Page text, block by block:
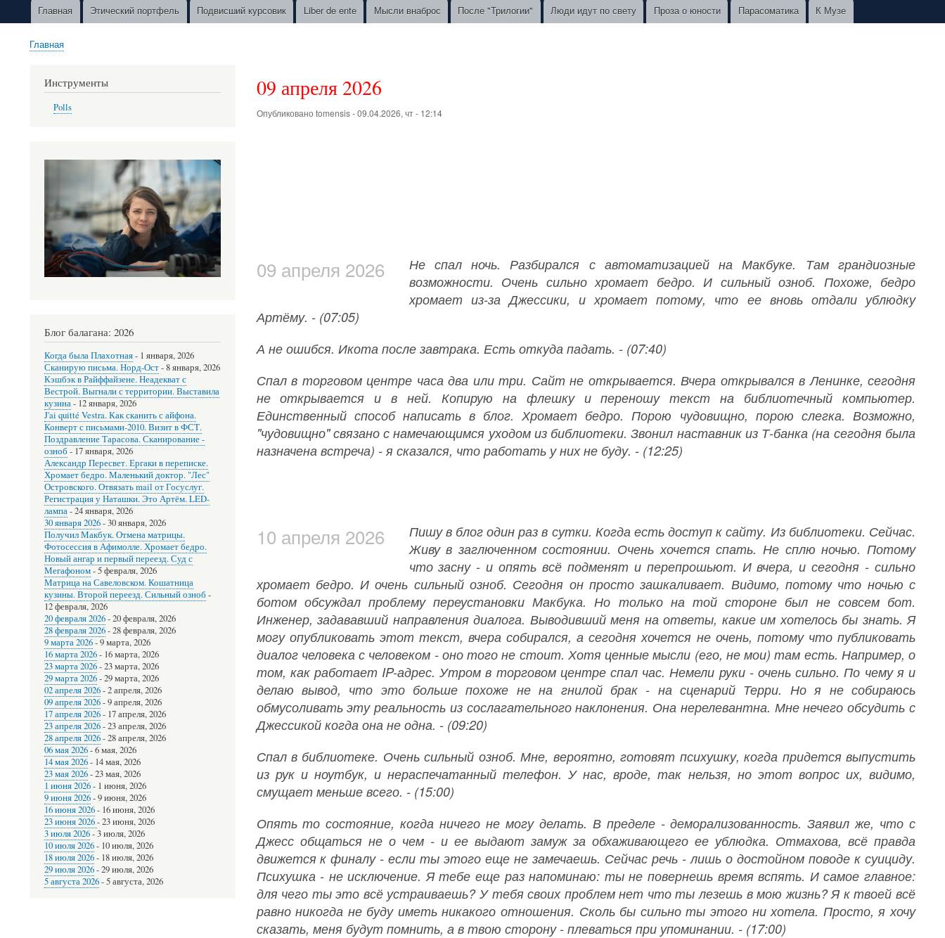
MainГлавная Этический портфель Подвисший курсовик Liber de ente Мысли внаброс После "Трилогии" Люди идут по свету Проза о юности Парасоматика К Музе
Строка
Главная
09 апреля 2026
Опубликовано tomensis-09.04.2026, чт - 12:14
09 апреля 2026
Не спал ночь. Разбирался с автоматизацией на Макбуке. Там грандиозные
возможности. Очень сильно хромает бедро. И сильный озноб. Похоже, бедро
хромает из-за Джессики, и хромает потому, что ее вновь отдали ублюдку
Артёму. - (07:05)
А не ошибся. Икота после завтрака. Есть откуда падать. - (07:40)
Спал в торговом центре часа два или три. Сайт не открывается. Вчера открывался в Ленинке, сегодня
не открывается и в ней. Копирую на флешку и переношу текст на библиотечный компьютер.
Единственный способ написать в блог. Хромает бедро. Порою чудовищно, порою слегка. Возможно,
"чудовищно" связано с намечающимся уходом из библиотеки. Звонил наставник из Т-банка (на сегодня была
назначена встреча) - я сказался, что работать у них не буду. - (12:25)
10 апреля 2026
Пишу в блог один раз в сутки. Когда есть доступ к сайту. Из библиотеки. Сейчас.
Живу в заглюченном состоянии. Очень хочется спать. Не сплю ночью. Потому
что засну - и опять всё подменят и перепрошьют. И вчера, и сегодня - сильно
хромает бедро. И очень сильный озноб. Сегодня он просто зашкаливает. Видимо, потому что ночью с
ботом обсуждал проблему переустановки Макбука. Но только на той стороне был не совсем бот.
Инженер, задававший направления диалога. Выводивший меня на ответы, какие им хотелось бы знать. Я
могу опубликовать этот текст, вчера собирался, а сегодня хочется не очень, потому что публиковать
диалог человека с человеком - оно того не стоит. Хотя ценные мысли (его, не мои) там есть. Например, о
том, как работает IP-адрес. Утром в торговом центре спал час. Немели руки - очень сильно. По чему я и
делаю вывод, что это больше похоже не на гнилой брак - на сценарий Терри. Но я не собираюсь
обмусоливать эту реальность из сослагательного наклонения. Она нерелевантна. Мне нечего обсудить с
Джессикой когда она не одна. - (09:20)
Спал в библиотеке. Очень сильный озноб. Мне, вероятно, готовят психушку, когда придется выпустить
из рук и ноутбук, и нераспечатанный телефон. У нас, вроде, так нельзя, но этот вопрос их, видимо,
смущает меньше всего. - (15:00)
Опять то состояние, когда ничего не могу делать. В пределе - деморализованность. Заявил же, что с
Джесс общаться не о чем - и ее выдают замуж за обхаживающего ее ублюдка. Отмахова, всё правда
движется к финалу - если ты этого еще не замечаешь. Сейчас речь - лишь о достойном поводе к суициду.
Психушка - не исключение. Я тебе еще раз напоминаю: ты не повернешь время вспять. И самое главное:
для чего ты это всё устраиваешь? У тебя своих проблем нет что ты лезешь в мою жизнь? Я к твоей всё
равно никогда не буду иметь никакого отношения. Сколь бы сильно ты этого ни хотела. Просто, я хочу
сказать, меня будут помнить, а в твою сторону - плеваться при упоминании. - (17:00)
Инструменты
Polls
Блог балагана: 2026
Когда была Плахотная- 1 января, 2026
Сканирую письма. Норд-Ост-8 января, 2026
Кэшбэк в Райффайзене. Неадекват с
Вестрой. Выгнали с территории. Выставила
кузина- 12 января, 2026
J'ai quitté Vestra. Как сканить с айфона.
Конверт с письмами-2010. Визит в ФСТ.
Поздравление Тарасова. Сканирование -
озноб - 17 января, 2026
Александр Пересвет. Ергаки в переписке.
Хромает бедро. Маленький доктор. "Лес"
Островского. Отвязать mail от Госуслуг.
Регистрация у Наташки. Это Артём. LED-
лампа-24 января, 2026
30 января 2026-30 января, 2026
Получил Макбук. Отмена матрицы.
Фотосессия в Афимолле. Хромает бедро.
Новый ангар и первый переезд. Суд с
Мегафоном-5 февраля, 2026
Матрица на Савеловском. Кошатница
кузины. Второй переезд. Сильный озноб -
12 февраля, 2026
20 февраля 2026-20 февраля, 2026
28 февраля 2026-28 февраля, 2026
9 марта 2026-9 марта, 2026
16 марта 2026- 16 марта, 2026
23 марта 2026-23 марта, 2026
29 марта 2026-29 марта, 2026
02 апреля 2026-2 апреля, 2026
09 апреля 2026-9 апреля, 2026
17 апреля 2026- 17 апреля, 2026
23 апреля 2026-23 апреля, 2026
28 апреля 2026-28 апреля, 2026
06 мая 2026-6 мая, 2026
14 мая 2026- 14 мая, 2026
23 мая 2026-23 мая, 2026
1 июня 2026- 1 июня, 2026
9 июня 2026-9 июня, 2026
16 июня 2026- 16 июня, 2026
23 июня 2026-23 июня, 2026
3 июля 2026-3 июля, 2026
10 июля 2026- 10 июля, 2026
18 июля 2026- 18 июля, 2026
29 июля 2026-29 июля, 2026
5 августа 2026-5 августа, 2026